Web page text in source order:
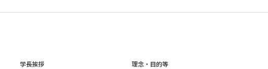
学長挨拶
理念・目的等